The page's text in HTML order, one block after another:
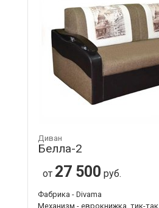
Диван
Белла-2
от 27 500 руб.
Фабрика - Divama
Механизм - еврокнижка, тик-так